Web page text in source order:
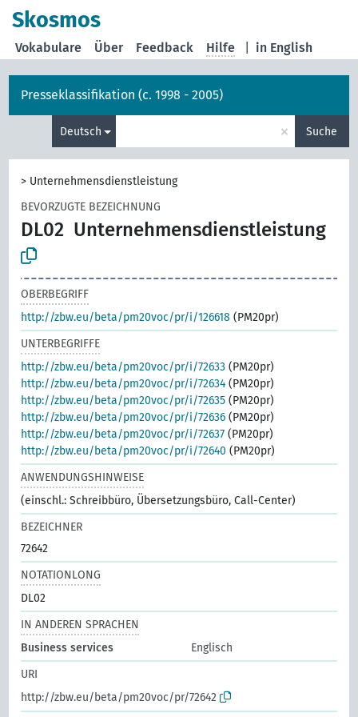
Skosmos
in English
Vokabulare Über Feedback Hilfe
Presseklassifikation (c. 1998 - 2005)
Deutsch × Suche
> Unternehmensdienstleistung
BEVORZUGTE BEZEICHNUNG
DL02 Unternehmensdienstleistung
OBERBEGRIFF
http://zbw.eu/beta/pm20voc/pr/i/126618 (PM20pr)
UNTERBEGRIFFE
http://zbw.eu/beta/pm20voc/pr/i/72633 (PM20pr)
http://zbw.eu/beta/pm20voc/pr/i/72634 (PM20pr)
http://zbw.eu/beta/pm20voc/pr/i/72635 (PM20pr)
http://zbw.eu/beta/pm20voc/pr/i/72636 (PM20pr)
http://zbw.eu/beta/pm20voc/pr/i/72637 (PM20pr)
http://zbw.eu/beta/pm20voc/pr/i/72640 (PM20pr)
ANWENDUNGSHINWEISE
(einschl.: Schreibbüro, Übersetzungsbüro, Call-Center)
BEZEICHNER
72642
NOTATIONLONG
DL02
IN ANDEREN SPRACHEN
Business services
Englisch
URI
http://zbw.eu/beta/pm20voc/pr/72642